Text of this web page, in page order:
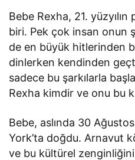
Bebe Rexha, 21. yüzyılın
biri. Pek çok insan onun
de en büyük hitlerinden
dinlerken kendinden
sadece bu şarkılarla
Rexha kimdir ve onu bu
Bebe, aslında 30
York’ta doğdu. Arnavut
ve bu kültürel zenginliğini